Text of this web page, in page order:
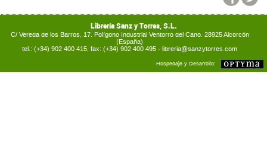
Librería Sanz y Torres, S.L.
C/ Vereda de los Barros, 17. Polígono Industrial Ventorro del Cano. 28925 Alcorcón
(España)
tel.: (+34) 902 400 415, fax: (+34) 902 400 495 · libreria@sanzytorres.com
Hospedaje y Desarrollo: